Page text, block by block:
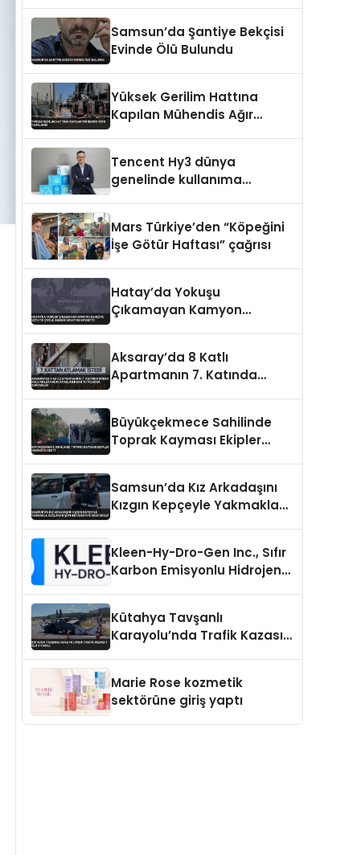
Samsun’da Şantiye Bekçisi
Evinde Ölü Bulundu
Yüksek Gerilim Hattına
Kapılan Mühendis Ağır
Tencent Hy3 dünya
genelinde kullanıma
Mars Türkiye’den “Köpeğini
İşe Götür Haftası” çağrısı
Hatay’da Yokuşu
Çıkamayan Kamyon
Aksaray’da 8 Katlı
Apartmanın 7. Katında
Kurtarıldı
Büyükçekmece Sahilinde
Toprak Kayması Ekipler
Samsun’da Kız Arkadaşını
Kızgın Kepçeyle Yakmakla
Kleen-Hy-Dro-Gen Inc., Sıfır
Karbon Emisyonlu Hidrojen
Aldı
Kütahya Tavşanlı
Karayolu’nda Trafik Kazası 1
Marie Rose kozmetik
sektörüne giriş yaptı